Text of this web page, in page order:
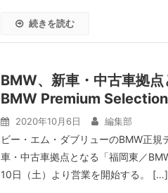
続きを読む
BMW、新車・中古車拠
BMW Premium
2020年10月6日 編集部
ビー・エム・ダブリューのBMW正
車・中古車拠点となる「福岡東／
10日（土）より営業を開始する。 […]